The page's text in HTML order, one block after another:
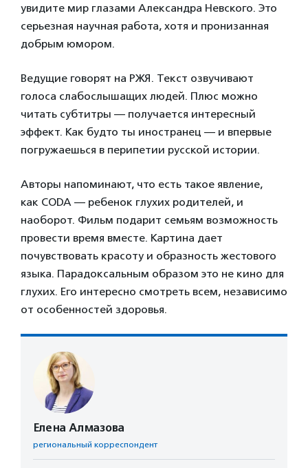
увидите мир глазами Александра Невского. Это
серьезная научная работа, хотя и пронизанная
добрым юмором.
Ведущие говорят на РЖЯ. Текст озвучивают
голоса слабослышащих людей. Плюс можно
читать субтитры — получается интересный
эффект. Как будто ты иностранец — и впервые
погружаешься в перипетии русской истории.
Авторы напоминают, что есть такое явление,
как CODA — ребенок глухих родителей, и
наоборот. Фильм подарит семьям возможность
провести время вместе. Картина дает
почувствовать красоту и образность жестового
языка. Парадоксальным образом это не кино для
глухих. Его интересно смотреть всем, независимо
от особенностей здоровья.
Елена Алмазова
региональный корреспондент